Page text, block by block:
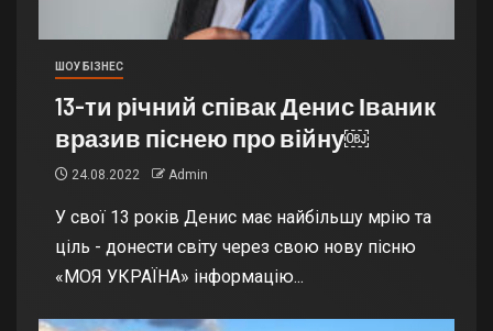
ШОУ БІЗНЕС
13-ти річний співак Денис Іваник
вразив піснею про війну￼
24.08.2022 Admin
У свої 13 років Денис має найбільшу мрію та
ціль - донести світу через свою нову пісню
«МОЯ УКРАЇНА» інформацію...